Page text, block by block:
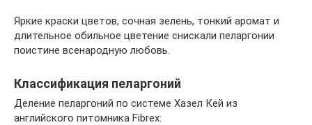
Яркие краски цветов, сочная зелень, тонкий аромат и
длительное обильное цветение снискали пеларгонии
поистине всенародную любовь.
Классификация пеларгоний
Деление пеларгоний по системе Хазел Кей из
английского питомника Fibrex: